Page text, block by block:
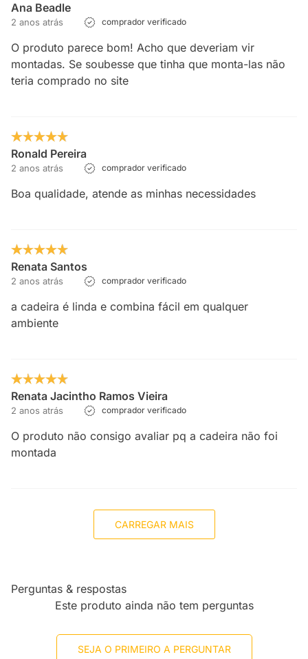
Ana Beadle
2 anos atrás comprador verificado
O produto parece bom! Acho que deveriam vir
montadas. Se soubesse que tinha que monta-las não
teria comprado no site
Ronald Pereira
2 anos atrás comprador verificado
Boa qualidade, atende as minhas necessidades
Renata Santos
2 anos atrás comprador verificado
a cadeira é linda e combina fácil em qualquer
ambiente
Renata Jacintho Ramos Vieira
2 anos atrás comprador verificado
O produto não consigo avaliar pq a cadeira não foi
montada
CARREGAR MAIS
Perguntas & respostas
Este produto ainda não tem perguntas
SEJA O PRIMEIRO A PERGUNTAR